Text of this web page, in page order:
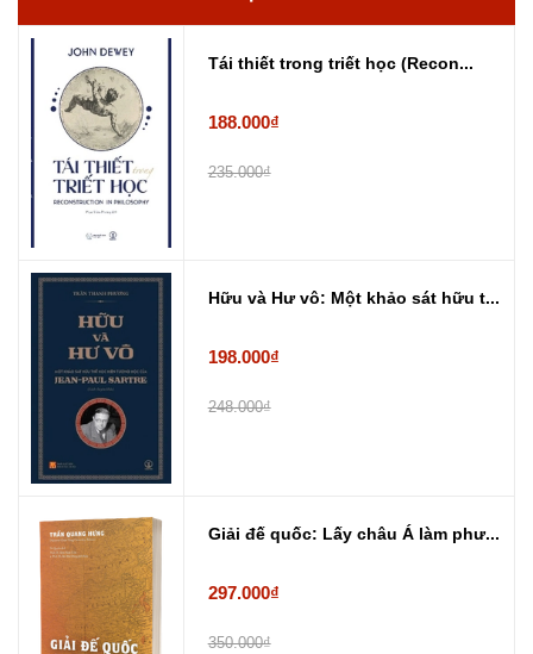
Tái thiết trong triết học (Recon...
188.000₫
235.000₫
Hữu và Hư vô: Một khảo sát hữu t...
198.000₫
248.000₫
Giải đế quốc: Lấy châu Á làm phư...
297.000₫
350.000₫